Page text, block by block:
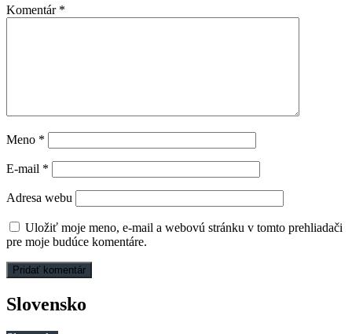
Komentár *
Meno *
E-mail *
Adresa webu
Uložiť moje meno, e-mail a webovú stránku v tomto prehliadači
pre moje budúce komentáre.
Slovensko